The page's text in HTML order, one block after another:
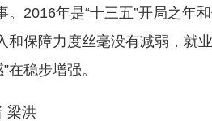
年是“十三五”开局之年和
和保障力度丝毫没有减弱，就
在稳步增强。
洪